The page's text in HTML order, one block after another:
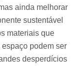
ainda melhorar
sustentável
materiais que
podem ser
desperdícios